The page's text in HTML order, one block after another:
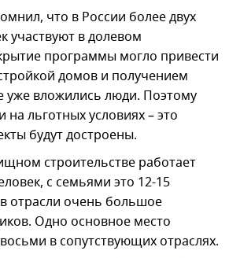
что в России более двух
участвуют в долевом
программы могло привести
домов и получением
уже вложились люди. Поэтому
на льготных условиях – это
будут достроены.
строительстве работает
с семьями это 12-15
отрасли очень большое
Одно основное место
в сопутствующих отраслях.